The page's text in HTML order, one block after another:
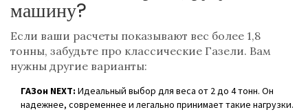
машину?
Если ваши расчеты показывают вес более 1,8
тонны, забудьте про классические Газели. Вам
нужны другие варианты:
ГАЗон NEXT: Идеальный выбор для веса от 2 до 4 тонн. Он
надежнее, современнее и легально принимает такие нагрузки.